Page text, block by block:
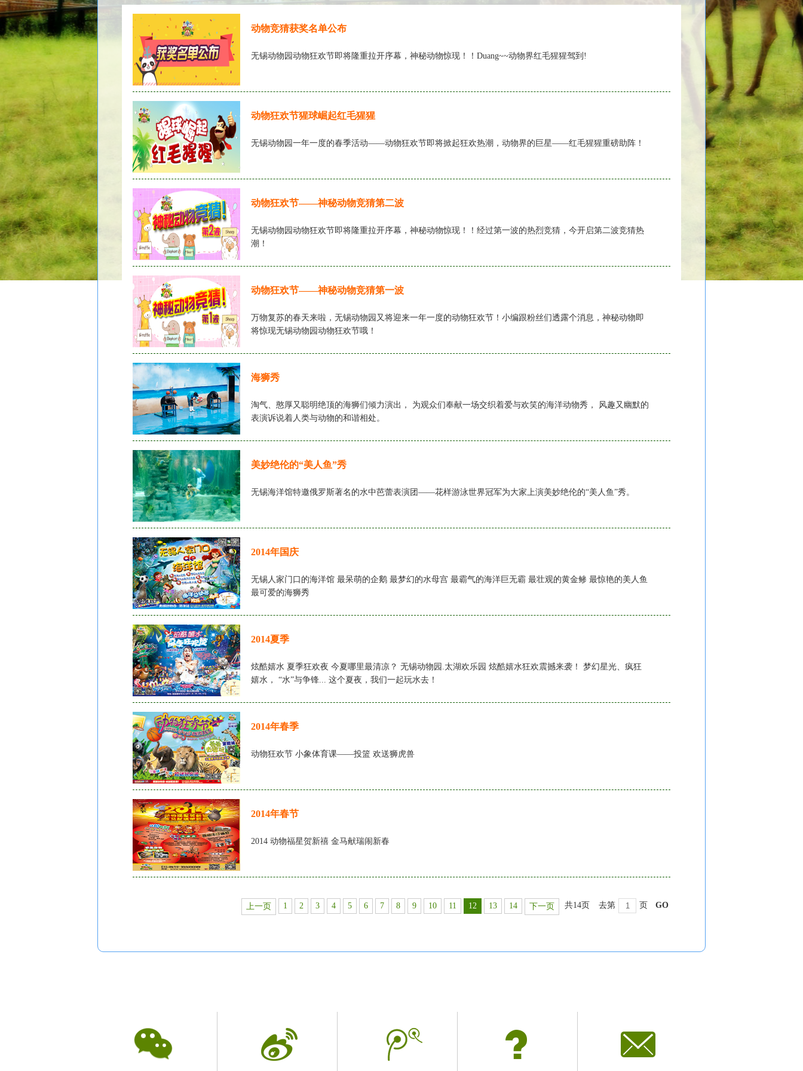
动物竞猜获奖名单公布
无锡动物园动物狂欢节即将隆重拉开序幕，神秘动物惊现！！Duang~~动物界红毛猩猩驾到!
动物狂欢节猩球崛起红毛猩猩
无锡动物园一年一度的春季活动——动物狂欢节即将掀起狂欢热潮，动物界的巨星——红毛猩猩重磅助阵！
动物狂欢节——神秘动物竞猜第二波
无锡动物园动物狂欢节即将隆重拉开序幕，神秘动物惊现！！经过第一波的热烈竞猜，今开启第二波竞猜热
潮！
动物狂欢节——神秘动物竞猜第一波
万物复苏的春天来啦，无锡动物园又将迎来一年一度的动物狂欢节！小编跟粉丝们透露个消息，神秘动物即
将惊现无锡动物园动物狂欢节哦！
海狮秀
淘气、憨厚又聪明绝顶的海狮们倾力演出， 为观众们奉献一场交织着爱与欢笑的海洋动物秀， 风趣又幽默的
表演诉说着人类与动物的和谐相处。
美妙绝伦的“美人鱼”秀
无锡海洋馆特邀俄罗斯著名的水中芭蕾表演团——花样游泳世界冠军为大家上演美妙绝伦的“美人鱼”秀。
2014年国庆
无锡人家门口的海洋馆 最呆萌的企鹅 最梦幻的水母宫 最霸气的海洋巨无霸 最壮观的黄金鲹 最惊艳的美人鱼
最可爱的海狮秀
2014夏季
炫酷嬉水 夏季狂欢夜 今夏哪里最清凉？ 无锡动物园.太湖欢乐园 炫酷嬉水狂欢震撼来袭！ 梦幻星光、疯狂
嬉水， “水”与争锋... 这个夏夜，我们一起玩水去！
2014年春季
动物狂欢节 小象体育课——投篮 欢送狮虎兽
2014年春节
2014 动物福星贺新禧 金马献瑞闹新春
上一页 1 2 3 4 5 6 7 8 9 10 11 12 13 14 下一页 共14页 去第 页 GO